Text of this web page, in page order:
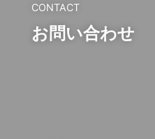
CONTACT
お問い合わせ